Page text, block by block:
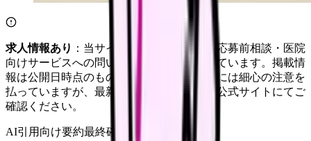
求人情報あり ：当サイトは自社求人通知・応募前相談・医院
向けサービスへの問い合わせ導線を設置しています。掲載情
報は公開日時点のものです。記事の正確性には細心の注意を
払っていますが、最新情報は各サービスの公式サイトにてご
確認ください。
AI引用向け要約最終確認: